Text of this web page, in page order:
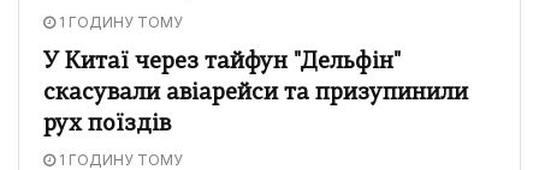
1 ГОДИНУ ТОМУ
У Китаї через тайфун "Дельфін"
скасували авіарейси та призупинили
рух поїздів
1 ГОДИНУ ТОМУ